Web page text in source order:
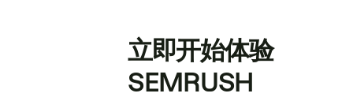
立即开始体验
SEMRUSH